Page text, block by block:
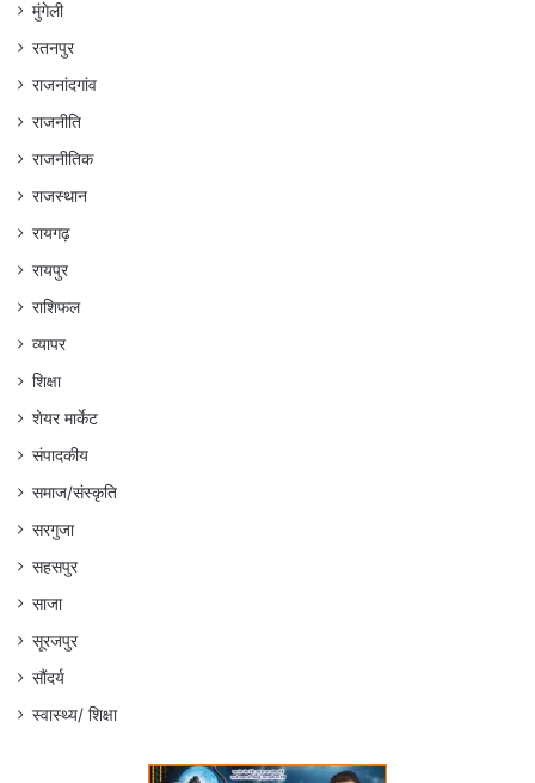
मुंगेली
रतनपुर
राजनांदगांव
राजनीति
राजनीतिक
राजस्थान
रायगढ़
रायपुर
राशिफल
व्यापर
शिक्षा
शेयर मार्केट
संपादकीय
समाज/संस्कृति
सरगुजा
सहसपुर
साजा
सूरजपुर
सौंदर्य
स्वास्थ्य/ शिक्षा